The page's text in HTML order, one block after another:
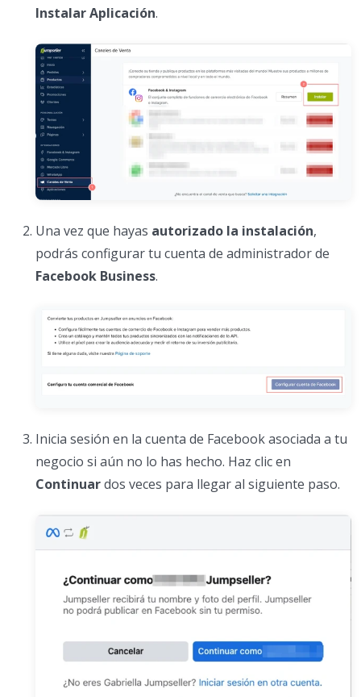
Instalar Aplicación.
Una vez que hayas autorizado la instalación,
podrás configurar tu cuenta de administrador de
Facebook Business.
Inicia sesión en la cuenta de Facebook asociada a tu
negocio si aún no lo has hecho. Haz clic en
Continuardos veces para llegar al siguiente paso.